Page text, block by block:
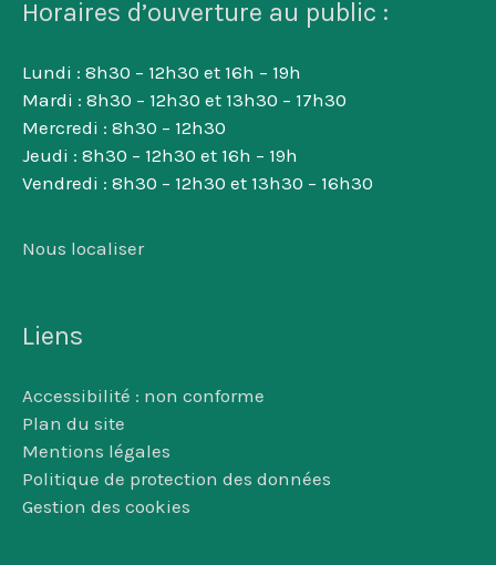
Horaires d’ouverture au public :
Lundi : 8h30 – 12h30 et 16h – 19h
Mardi : 8h30 – 12h30 et 13h30 – 17h30
Mercredi : 8h30 – 12h30
Jeudi : 8h30 – 12h30 et 16h – 19h
Vendredi : 8h30 – 12h30 et 13h30 – 16h30
Nous localiser
Liens
Accessibilité : non conforme
Plan du site
Mentions légales
Politique de protection des données
Gestion des cookies